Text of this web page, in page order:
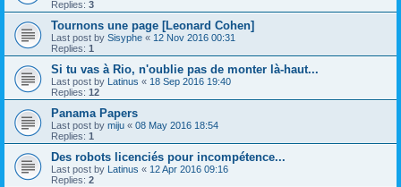
Replies: 3
Tournons une page [Leonard Cohen]
Last post by Sisyphe « 12 Nov 2016 00:31
Replies: 1
Si tu vas à Rio, n'oublie pas de monter là-haut...
Last post by Latinus « 18 Sep 2016 19:40
Replies: 12
Panama Papers
Last post by miju « 08 May 2016 18:54
Replies: 1
Des robots licenciés pour incompétence...
Last post by Latinus « 12 Apr 2016 09:16
Replies: 2